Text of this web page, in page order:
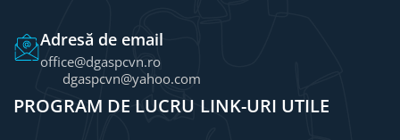
Adresă de email
office@dgaspcvn.ro
dgaspcvn@yahoo.com
PROGRAM DE LUCRU LINK-URI UTILE